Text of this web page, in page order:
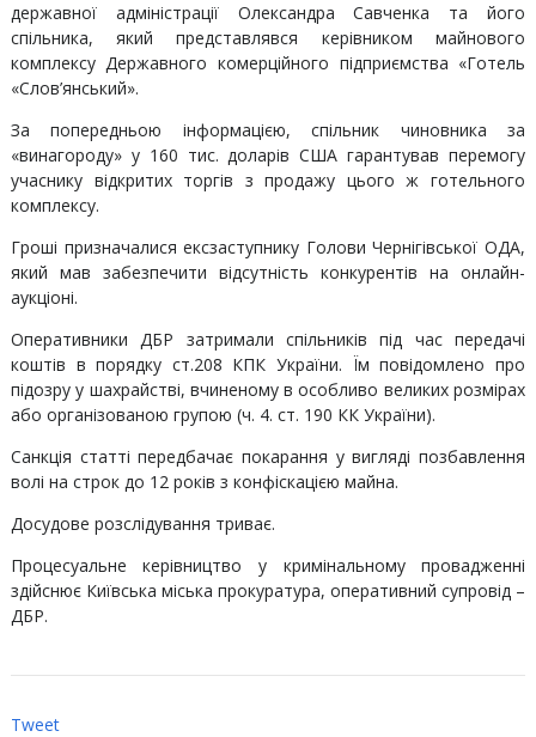
державної адміністрації Олександра Савченка та його
спільника, який представлявся керівником майнового
комплексу Державного комерційного підприємства «Готель
«Слов’янський».
За попередньою інформацією, спільник чиновника за
«винагороду» у 160 тис. доларів США гарантував перемогу
учаснику відкритих торгів з продажу цього ж готельного
комплексу.
Гроші призначалися ексзаступнику Голови Чернігівської ОДА,
який мав забезпечити відсутність конкурентів на онлайн-
аукціоні.
Оперативники ДБР затримали спільників під час передачі
коштів в порядку ст.208 КПК України. Їм повідомлено про
підозру у шахрайстві, вчиненому в особливо великих розмірах
або організованою групою (ч. 4. ст. 190 КК України).
Санкція статті передбачає покарання у вигляді позбавлення
волі на строк до 12 років з конфіскацією майна.
Досудове розслідування триває.
Процесуальне керівництво у кримінальному провадженні
здійснює Київська міська прокуратура, оперативний супровід –
ДБР.
Tweet